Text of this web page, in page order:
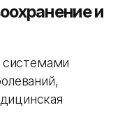
и
системами